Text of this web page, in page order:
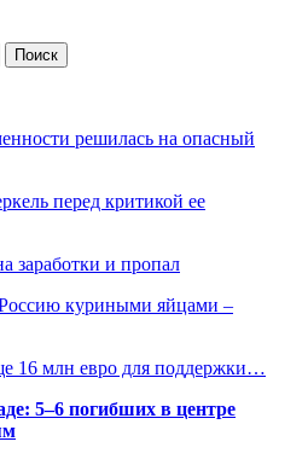
решилась на опасный
перед критикой ее
заработки и пропал
Россию куриными яйцами –
16 млн евро для поддержки…
5–6 погибших в центре